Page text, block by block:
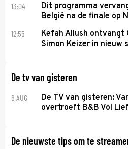
13:04
Dit programma
België na de finale op
12:55
Kefah Allush ontvangt
Simon Keizer in nieuw
De tv van gisteren
6 AUG
De TV van gisteren:
overtroeft B&B Vol
De nieuwste tips om te